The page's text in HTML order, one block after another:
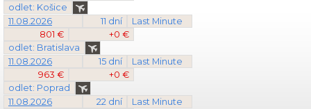
odlet: Košice
11.08.2026
11 dní
Last Minute
801 €
+0 €
odlet: Bratislava
11.08.2026
15 dní
Last Minute
963 €
+0 €
odlet: Poprad
11.08.2026
22 dní
Last Minute